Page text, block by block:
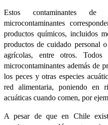
Estos contaminantes de
microcontaminantes
productos químicos, incluidos
productos de cuidado personal
agrícolas, entre otros.
microcontaminantes además de
los peces y otras especies
red alimentaria, poniendo en
acuáticas cuando comen, por
A pesar de que en Chile